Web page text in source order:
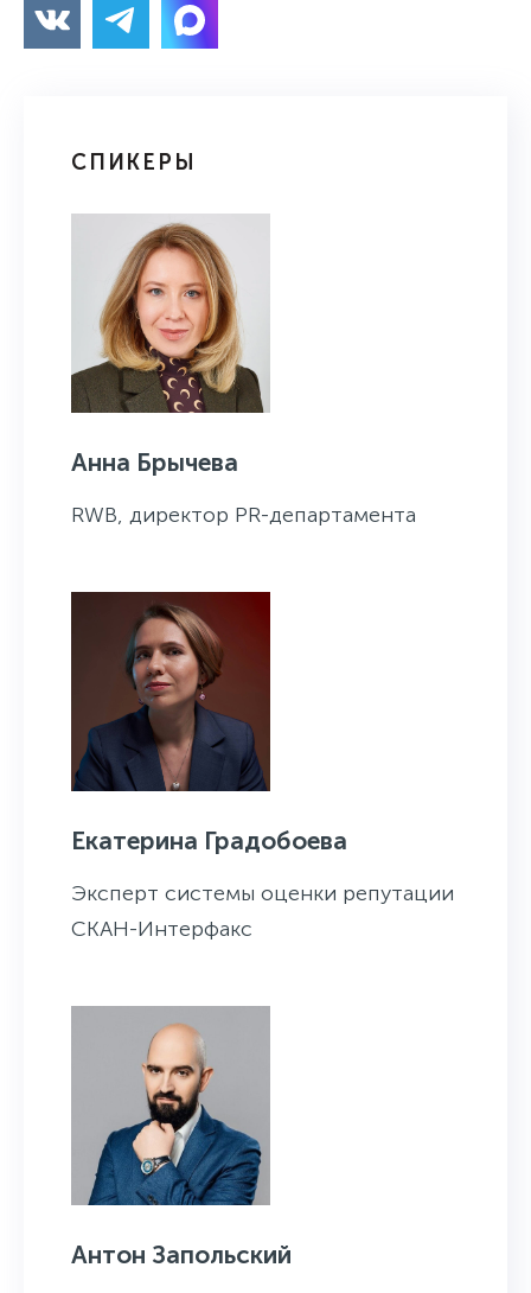
СПИКЕРЫ
Анна Брычева
RWB, директор PR-департамента
Екатерина Градобоева
Эксперт системы оценки репутации
СКАН-Интерфакс
Антон Запольский